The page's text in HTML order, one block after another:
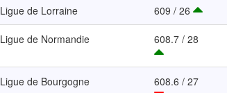
Ligue de Lorraine 609 / 26
Ligue de Normandie 608.7 / 28
Ligue de Bourgogne 608.6 / 27